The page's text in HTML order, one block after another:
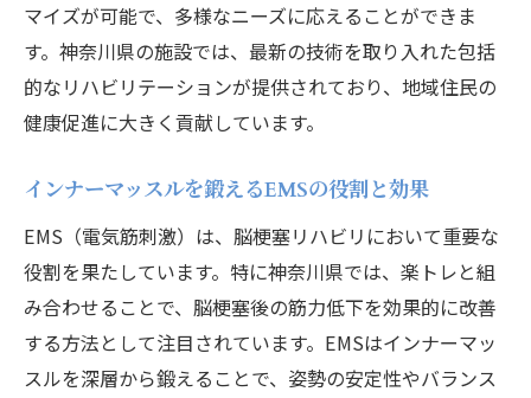
効果的なEMSと楽トレの組み合わせ方
地域に広がるEMSと楽トレの波
神奈川県のリハビリ最前線からの報告
脳梗塞患者への希望を与える新技術
インナーマッスルを強化するEMSと楽トレの驚
きの効果を神奈川県で体感
EMSと楽トレがもたらす身体の変化
神奈川県で体感するEMSの効果
リハビリにおける楽トレの革命的役割
マイズが可能で、多様なニーズに応えることができま
す。神奈川県の施設では、最新の技術を取り入れた包括
的なリハビリテーションが提供されており、地域住民の
健康促進に大きく貢献しています。
インナーマッスルを鍛えるEMSの役割と効果
EMS（電気筋刺激）は、脳梗塞リハビリにおいて重要な
役割を果たしています。特に神奈川県では、楽トレと組
み合わせることで、脳梗塞後の筋力低下を効果的に改善
する方法として注目されています。EMSはインナーマッ
スルを深層から鍛えることで、姿勢の安定性やバランス